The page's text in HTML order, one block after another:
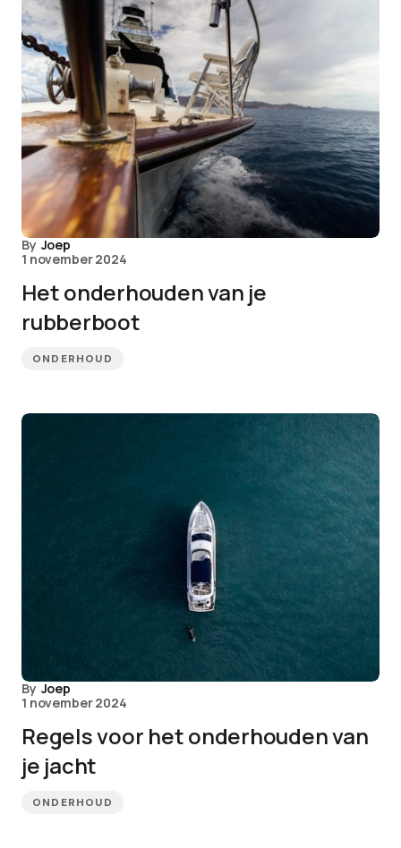
By Joep
1 november 2024
Het onderhouden van je
rubberboot
ONDERHOUD
By Joep
1 november 2024
Regels voor het onderhouden van
je jacht
ONDERHOUD